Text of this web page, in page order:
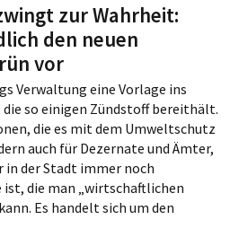
Gedenken an die Opfer von
Femiziden in Leipzig
00:16:09
Am 2. Juli im Stadtrat:
übertragenen Aufgaben von
Bund und Land auf den
Haushalt der Stadt Leipzig
00:03:49
Am 2. Juli im Stadtrat:
Wasserstoffangetriebene
Abfallsammelfahrzeuge der
Stadtreinigung Leipzig
00:04:56
Am 2. Juli im Stadtrat:
Zwischenfazit: ein halbes
Jahr neue
Hundesteuersatzung
00:03:22
Am 2. Juli im Stadtrat: Wie
weiter beim Kino der Jugend?
zur Wahrheit:
den neuen
vor
Verwaltung eine Vorlage ins
so einigen Zündstoff bereithält.
die es mit dem Umweltschutz
auch für Dezernate und Ämter,
der Stadt immer noch
ist, die man „wirtschaftlichen
Es handelt sich um den